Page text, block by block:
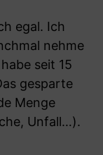
egal. Ich
nehme
seit 15
gesparte
Menge
Unfall…).